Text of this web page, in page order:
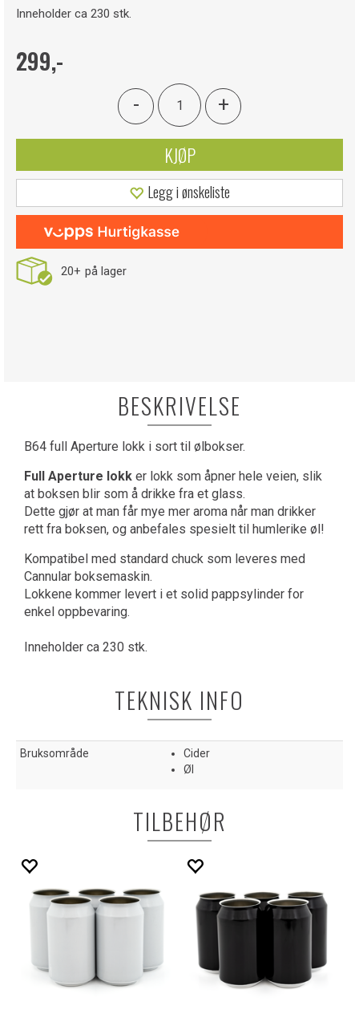
Inneholder ca 230 stk.
299,-
- +
KJØP
Legg i ønskeliste
20+ på lager
BESKRIVELSE
B64 full Aperture lokk i sort til ølbokser.
Full Aperture lokk er lokk som åpner hele veien, slik
at boksen blir som å drikke fra et glass.
Dette gjør at man får mye mer aroma når man drikker
rett fra boksen, og anbefales spesielt til humlerike øl!
Kompatibel med standard chuck som leveres med
Cannular boksemaskin.
Lokkene kommer levert i et solid pappsylinder for
enkel oppbevaring.
Inneholder ca 230 stk.
TEKNISK INFO
Bruksområde
Cider
Øl
TILBEHØR